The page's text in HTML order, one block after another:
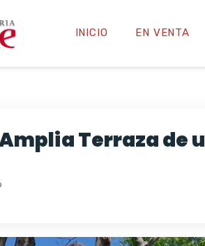
INICIO EN VENTA
Terraza de